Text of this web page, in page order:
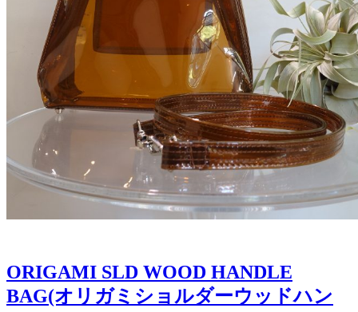
ORIGAMI SLD WOOD HANDLE
BAG(オリガミショルダーウッドハン